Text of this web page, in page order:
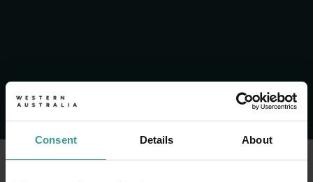
Consent Details About
バッスルトン桟橋 (Busselton Jetty)
バッスルトン桟橋 (Busselton Jetty)体験は、南半球で最も長